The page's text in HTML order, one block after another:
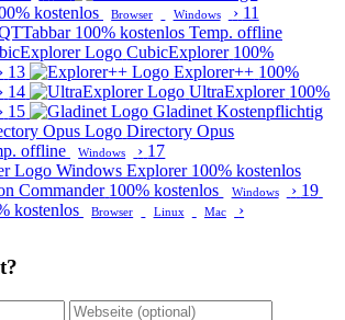
kostenlos Browser Windows › 11
100% kostenlos Temp. offline
CubicExplorer 100%
› 13 Explorer++ 100%
› 14 UltraExplorer 100%
› 15 Gladinet Kostenpflichtig
Directory Opus
offline Windows › 17
Windows Explorer 100% kostenlos
Commander 100% kostenlos Windows › 19
kostenlos Browser Linux Mac ›